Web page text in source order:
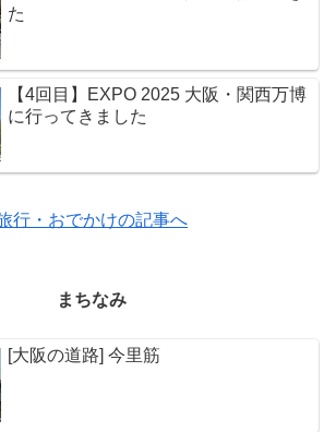
た
【4回目】EXPO 2025 大阪・関西万博
に行ってきました
行・おでかけの記事へ
まちなみ
[大阪の道路] 今里筋